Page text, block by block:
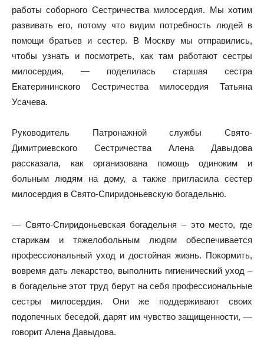
работы соборного Сестричества милосердия. Мы хотим
развивать его, потому что видим потребность людей в
помощи братьев и сестер. В Москву мы отправились,
чтобы узнать и посмотреть, как там работают сестры
милосердия, — поделилась старшая сестра
Екатерининского Сестричества милосердия Татьяна
Усачева.
Руководитель Патронажной службы Свято-
Димитриевского Сестричества Алена Давыдова
рассказала, как организована помощь одиноким и
больным людям на дому, а также пригласила сестер
милосердия в Свято-Спиридоньевскую богадельню.
— Свято-Спиридоньевская богадельня – это место, где
старикам и тяжелобольным людям обеспечивается
профессиональный уход и достойная жизнь. Покормить,
вовремя дать лекарство, выполнить гигиенический уход –
в богадельне этот труд берут на себя профессиональные
сестры милосердия. Они же поддерживают своих
подопечных беседой, дарят им чувство защищенности, —
говорит Алена Давыдова.